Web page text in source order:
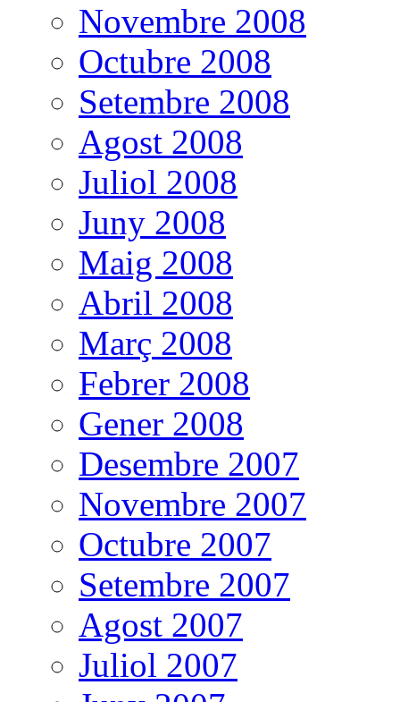
Novembre 2008
Octubre 2008
Setembre 2008
Agost 2008
Juliol 2008
Juny 2008
Maig 2008
Abril 2008
Març 2008
Febrer 2008
Gener 2008
Desembre 2007
Novembre 2007
Octubre 2007
Setembre 2007
Agost 2007
Juliol 2007